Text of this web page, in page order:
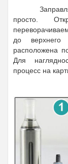
просто.
до верхнего
расположена
Для
процесс на